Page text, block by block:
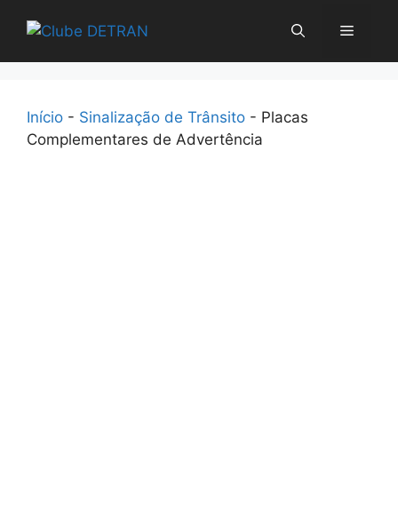
para
Menu
Início - Sinalização de Trânsito - Placas
Complementares de Advertência